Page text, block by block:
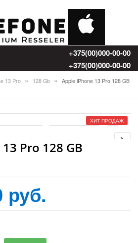
+375(00)000-00-00
+375(00)000-00-00
13 Pro » 128 Gb » Apple iPhone 13 Pro 128 GB
ХИТ ПРОДАЖ
Pro 128 GB
руб.